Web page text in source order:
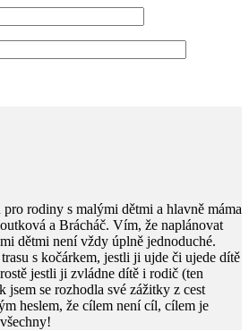
rodiny s malými dětmi a hlavně máma
a Brácháč. Vím, že naplánovat
dětmi není vždy úplně jednoduché.
s kočárkem, jestli ji ujde či ujede dítě
jestli ji zvládne dítě i rodič (ten
jsem se rozhodla své zážitky z cest
heslem, že cílem není cíl, cílem je